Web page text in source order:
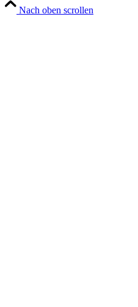
Nach oben scrollen